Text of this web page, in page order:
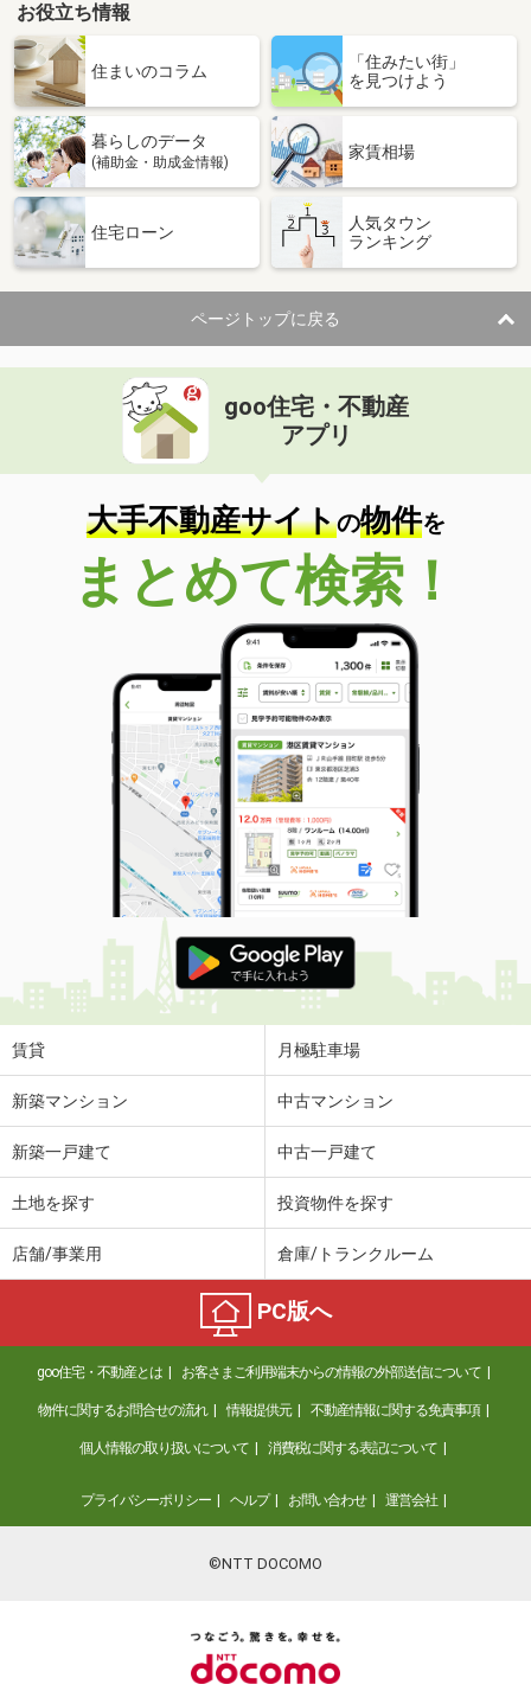
お役立ち情報
住まいのコラム
「住みたい街」
を見つけよう
暮らしのデータ
(補助金・助成金情報)
家賃相場
住宅ローン
人気タウン
ランキング
ページトップに戻る
goo住宅・不動産
アプリ
大手不動産サイトの物件を
まとめて検索！
賃貸 月極駐車場
新築マンション 中古マンション
新築一戸建て 中古一戸建て
土地を探す 投資物件を探す
店舗/事業用 倉庫/トランクルーム
PC版へ
goo住宅・不動産とは お客さまご利用端末からの情報の外部送信について
物件に関するお問合せの流れ 情報提供元 不動産情報に関する免責事項
個人情報の取り扱いについて 消費税に関する表記について
プライバシーポリシー ヘルプ お問い合わせ 運営会社
©NTT DOCOMO